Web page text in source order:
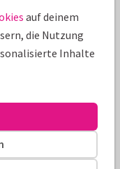
auf deinem
die Nutzung
Inhalte